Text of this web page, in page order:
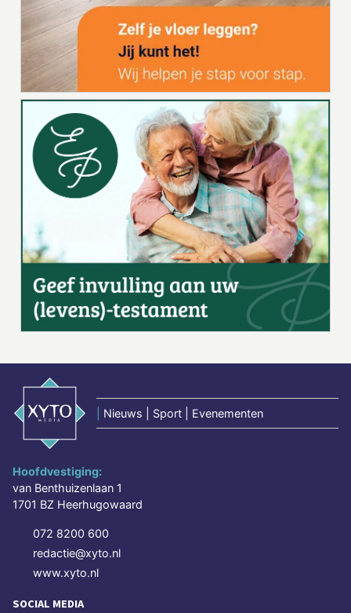
Nieuws | Sport | Evenementen
Hoofdvestiging:
van Benthuizenlaan 1
1701 BZ Heerhugowaard
072 8200 600
redactie@xyto.nl
www.xyto.nl
SOCIAL MEDIA